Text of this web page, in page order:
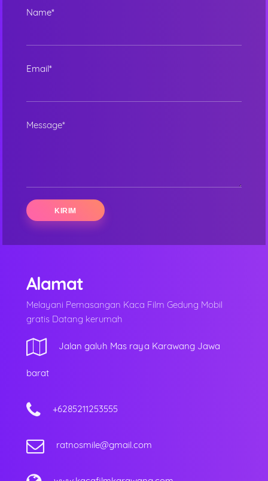
Name*
Email*
Message*
Alamat
Melayani Pemasangan Kaca Film Gedung Mobil
gratis Datang kerumah
Jalan galuh Mas raya Karawang Jawa
barat
+6285211253555
ratnosmile@gmail.com